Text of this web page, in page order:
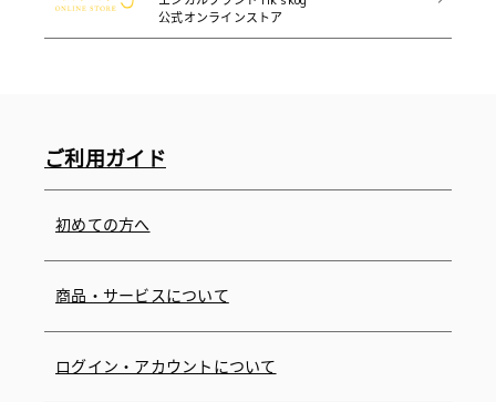
公式オンラインストア
ご利用ガイド
初めての方へ
商品・サービスについて
ログイン・アカウントについて